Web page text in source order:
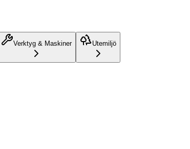
Verktyg & Maskiner Utemiljö